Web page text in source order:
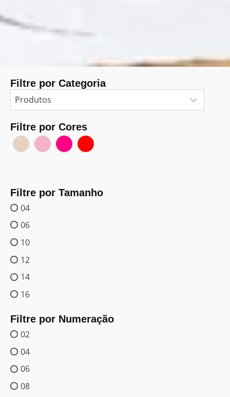
Filtre por Categoria
Filtre por Cores
Filtre por Tamanho
04
06
10
12
14
16
Filtre por Numeração
02
04
06
08